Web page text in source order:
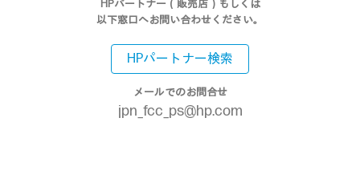
HPパートナー（販売店）もしくは
以下窓口へお問い合わせください。
HPパートナー検索
メールでのお問合せ
jpn_fcc_ps@hp.com